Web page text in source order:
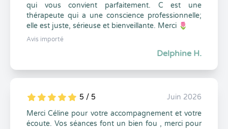
qui vous convient parfaitement. C est une
thérapeute qui a une conscience professionnelle;
elle est juste, sérieuse et bienveillante. Merci 🌷
Avis importé
Delphine H.
5
1
5
0 5 / 5
Juin 2026
Merci Céline pour votre accompagnement et votre
écoute. Vos séances font un bien fou , merci pour